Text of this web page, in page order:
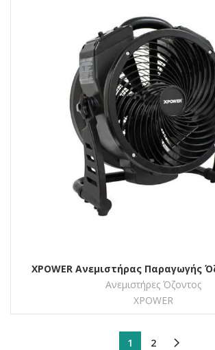
XPOWER Ανεμιστήρας Παραγωγής
Ανεμιστήρες Όζοντος
XPOWER
1 2